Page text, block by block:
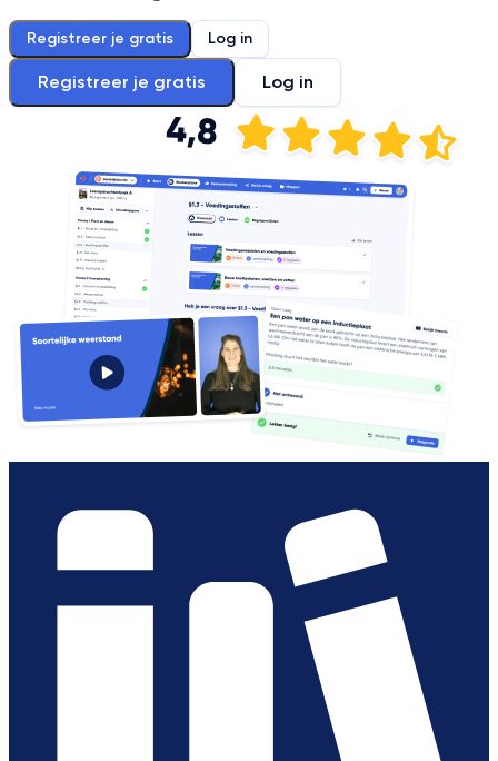
Registreer je gratis Log in
Registreer je gratis Log in